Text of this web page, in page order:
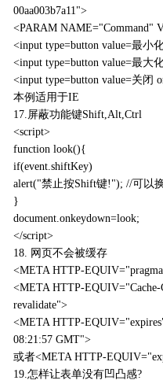
00aa003b7a11">
<PARAM NAME="Command"
<input type=button value=最小
<input type=button value=最大
<input type=button value=关闭
本例适用于IE
17.屏蔽功能键Shift,Alt,Ctrl
<script>
function look(){
if(event.shiftKey)
alert("禁止按Shift键!"); //可以
}
document.onkeydown=look;
</script>
18. 网页不会被缓存
<META HTTP-
<META HTTP-
revalidate">
<META HTTP-
08:21:57 GMT">
或者<META HTTP-
19.怎样让表单没有凹凸感?